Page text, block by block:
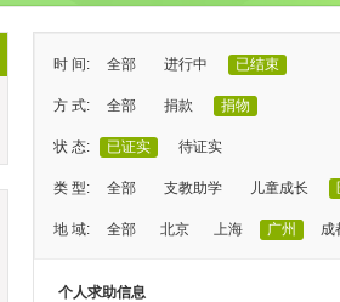
时 间: 全部 进行中 已结束
方 式: 全部 捐款 捐物
状 态: 已证实 待证实
类 型: 全部 支教助学 儿童成长
地 域: 全部 北京 上海 广州 成
个人求助信息